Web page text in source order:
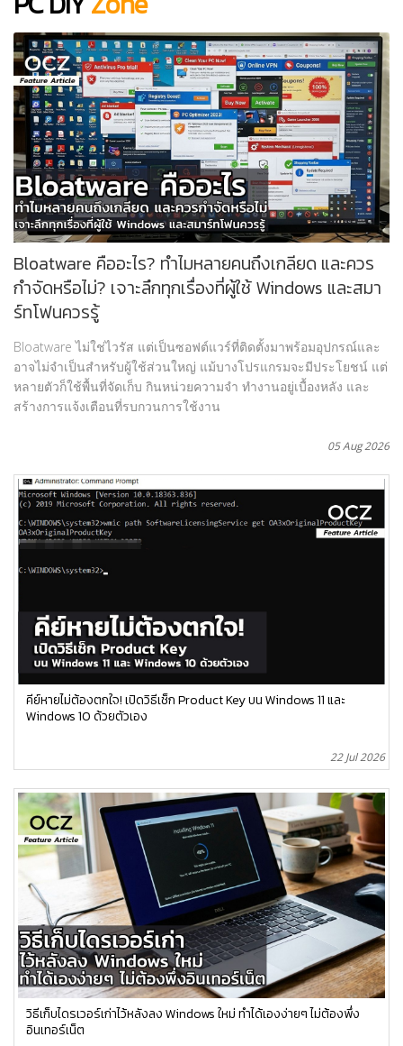
Bloatware คืออะไร? ทำไมหลายคนถึงเกลียด และควร
กำจัดหรือไม่? เจาะลึกทุกเรื่องที่ผู้ใช้ Windows และสมา
ร์ทโฟนควรรู้
Bloatware ไม่ใช่ไวรัส แต่เป็นซอฟต์แวร์ที่ติดตั้งมาพร้อมอุปกรณ์และ
อาจไม่จำเป็นสำหรับผู้ใช้ส่วนใหญ่ แม้บางโปรแกรมจะมีประโยชน์ แต่
หลายตัวก็ใช้พื้นที่จัดเก็บ กินหน่วยความจำ ทำงานอยู่เบื้องหลัง และ
สร้างการแจ้งเตือนที่รบกวนการใช้งาน
05 Aug 2026
คีย์หายไม่ต้องตกใจ! เปิดวิธีเช็ก Product Key บน Windows 11 และ
Windows 10 ด้วยตัวเอง
22 Jul 2026
วิธีเก็บไดรเวอร์เก่าไว้หลังลง Windows ใหม่ ทำได้เองง่ายๆ ไม่ต้องพึ่ง
อินเทอร์เน็ต